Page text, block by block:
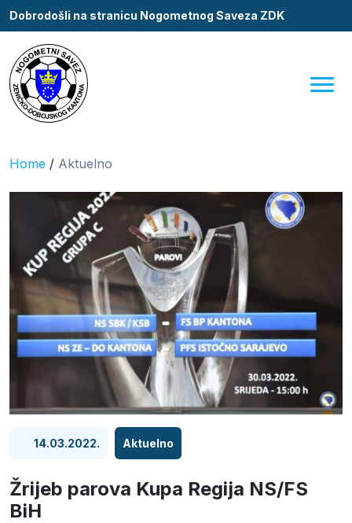
Dobrodošli na stranicu Nogometnog Saveza ZDK
Home / Aktuelno
14.03.2022. Aktuelno
Žrijeb parova Kupa Regija NS/FS
BiH